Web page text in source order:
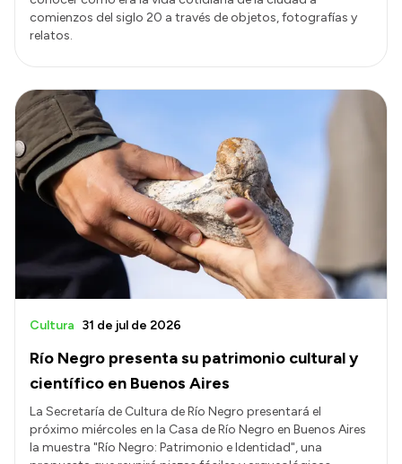
comienzos del siglo 20 a través de objetos, fotografías y
relatos.
Río Negro presenta su patrimonio cultural y
científico en Buenos Aires
Cultura 31 de jul de 2026
La Secretaría de Cultura de Río Negro presentará el
próximo miércoles en la Casa de Río Negro en Buenos Aires
la muestra "Río Negro: Patrimonio e Identidad", una